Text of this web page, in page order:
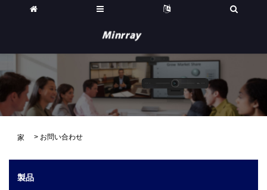
家 > お問い合わせ
製品